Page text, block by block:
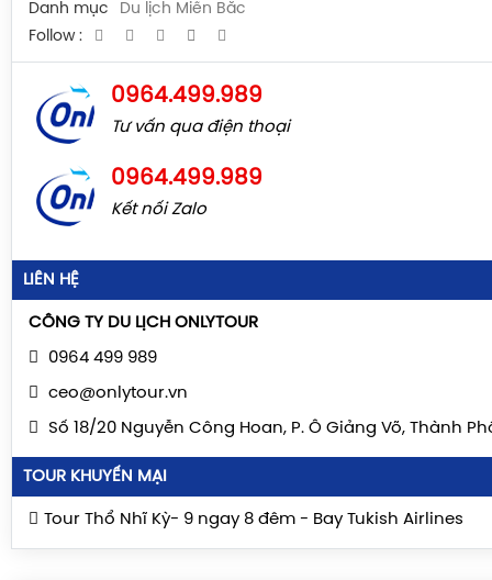
Danh mục
Du lịch Miền Bắc
Follow :
0964.499.989
Tư vấn qua điện thoại
0964.499.989
Kết nối Zalo
LIÊN HỆ
CÔNG TY DU LỊCH ONLYTOUR
0964 499 989
ceo@onlytour.vn
Số 18/20 Nguyễn Công Hoan, P. Ô Giảng Võ, Thành
TOUR KHUYẾN MẠI
Tour Thổ Nhĩ Kỳ- 9 ngay 8 đêm - Bay Tukish Airlines